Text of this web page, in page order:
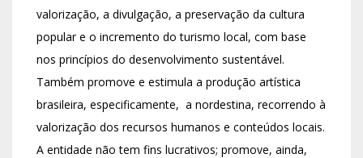
valorização, a divulgação, a preservação da cultura
popular e o incremento do turismo local, com base
nos princípios do desenvolvimento sustentável.
Também promove e estimula a produção artística
brasileira, especificamente, a nordestina, recorrendo à
valorização dos recursos humanos e conteúdos locais.
A entidade não tem fins lucrativos; promove, ainda,